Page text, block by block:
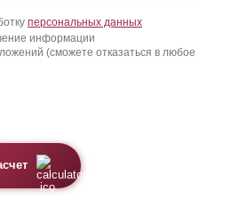
персональных данных
информации
(сможете отказаться в любое